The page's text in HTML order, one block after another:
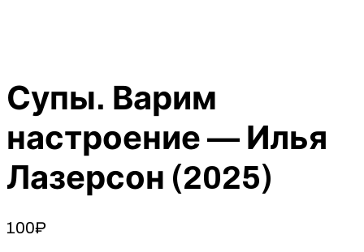
Супы. Варим
настроение — Илья
Лазерсон (2025)
100₽